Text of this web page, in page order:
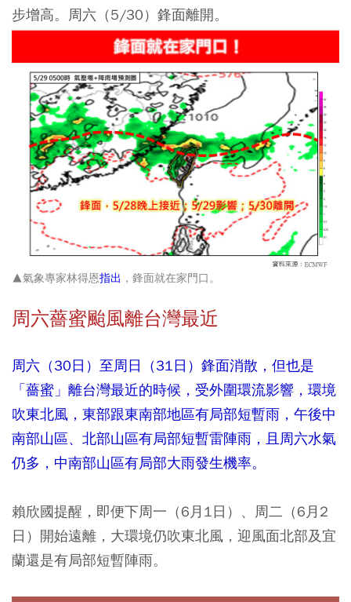
步增高。周六（5/30）鋒面離開。
▲氣象專家林得恩指出 ，鋒面就在家門口。
周六薔蜜颱風離台灣最近
周六（30日）至周日（31日）鋒面消散，但也是
「薔蜜」離台灣最近的時候，受外圍環流影響，環境
吹東北風，東部跟東南部地區有局部短暫雨，午後中
南部山區、北部山區有局部短暫雷陣雨，且周六水氣
仍多，中南部山區有局部大雨發生機率。
賴欣國提醒，即便下周一（6月1日）、周二（6月2
日）開始遠離，大環境仍吹東北風，迎風面北部及宜
蘭還是有局部短暫陣雨。